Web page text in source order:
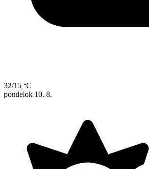
32/15 °C
pondelok 10. 8.